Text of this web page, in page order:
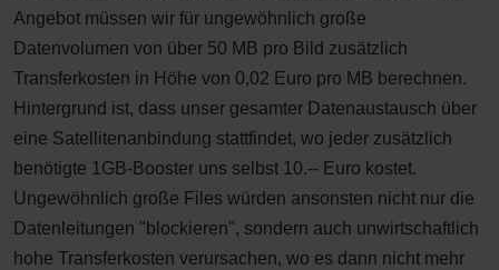
Angebot müssen wir für ungewöhnlich große
Datenvolumen von über 50 MB pro Bild zusätzlich
Transferkosten in Höhe von 0,02 Euro pro MB berechnen.
Hintergrund ist, dass unser gesamter Datenaustausch über
eine Satellitenanbindung stattfindet, wo jeder zusätzlich
benötigte 1GB-Booster uns selbst 10.-- Euro kostet.
Ungewöhnlich große Files würden ansonsten nicht nur die
Datenleitungen "blockieren", sondern auch unwirtschaftlich
hohe Transferkosten verursachen, wo es dann nicht mehr